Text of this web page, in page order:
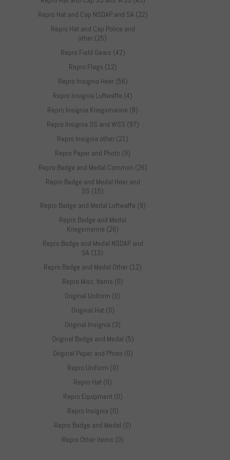
Repro Hat and Cap NSDAP and SA (22)
Repro Hat and Cap Police and
other (25)
Repro Field Gears (42)
Repro Flags (12)
Repro Insignia Heer (56)
Repro Insignia Luftwaffe (4)
Repro Insignia Kriegsmarine (8)
Repro Insignia SS and WSS (97)
Repro Insignia other (21)
Repro Paper and Photo (9)
Repro Badge and Medal Common (26)
Repro Badge and Medal Heer and
SS (15)
Repro Badge and Medal Luftwaffe (9)
Repro Badge and Medal
Kriegsmarine (26)
Repro Badge and Medal NSDAP and
SA (13)
Repro Badge and Medal Other (12)
Repro Misc. Items (0)
Original Uniform (0)
Original Hat (0)
Original Insignia (3)
Original Badge and Medal (5)
Original Paper and Photo (0)
Repro Uniform (0)
Repro Hat (0)
Repro Equipment (0)
Repro Insignia (0)
Repro Badge and Medal (0)
Repro Other items (0)